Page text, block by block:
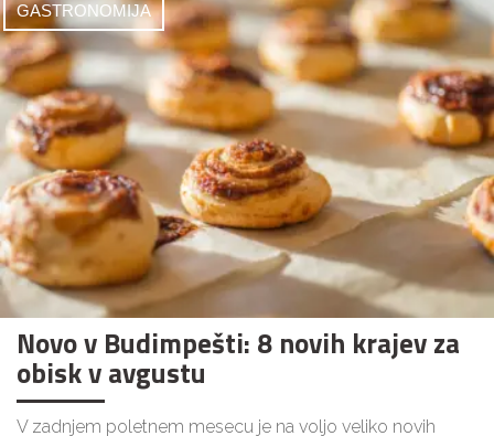
GASTRONOMIJA
Novo v Budimpešti: 8 novih krajev za
obisk v avgustu
V zadnjem poletnem mesecu je na voljo veliko novih